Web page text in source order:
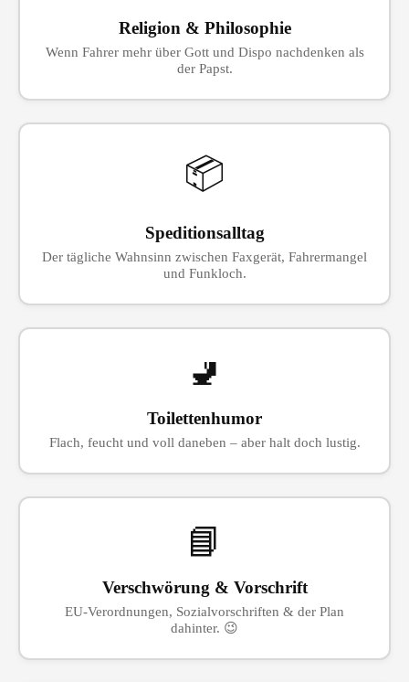
Religion & Philosophie
Wenn Fahrer mehr über Gott und Dispo nachdenken als
der Papst.
📦
Speditionsalltag
Der tägliche Wahnsinn zwischen Faxgerät, Fahrermangel
und Funkloch.
🚽
Toilettenhumor
Flach, feucht und voll daneben – aber halt doch lustig.
📘
Verschwörung & Vorschrift
EU-Verordnungen, Sozialvorschriften & der Plan
dahinter. 😉